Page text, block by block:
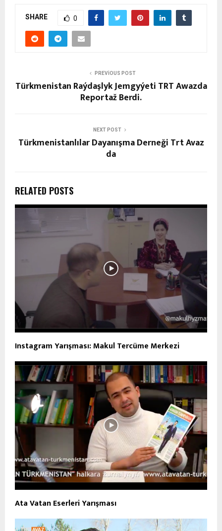
SHARE 0
PREVIOUS POST
Türkmenistan Raýdaşlyk Jemgyýeti TRT Awazda
Reportaž Berdi.
NEXT POST
Türkmenistanlılar Dayanışma Derneği Trt Avaz
da
RELATED POSTS
Instagram Yarışması: Makul Tercüme Merkezi
Ata Vatan Eserleri Yarışması